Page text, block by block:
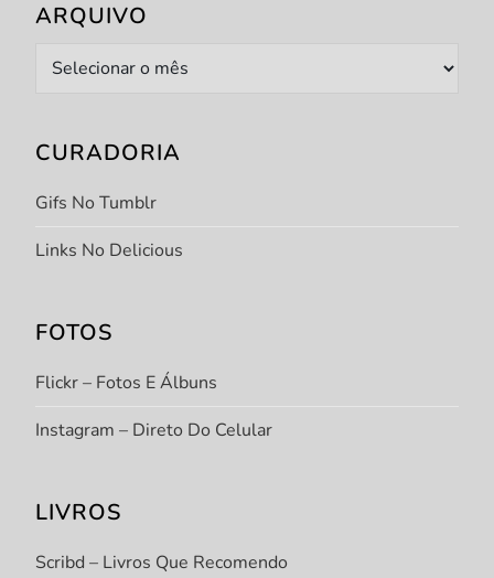
ARQUIVO
Arquivo
CURADORIA
Gifs No Tumblr
Links No Delicious
FOTOS
Flickr – Fotos E Álbuns
Instagram – Direto Do Celular
LIVROS
Scribd – Livros Que Recomendo